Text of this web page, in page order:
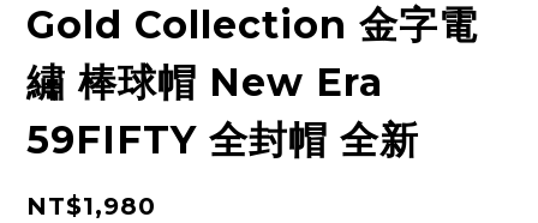
Gold Collection 金字電
繡 棒球帽 New Era
59FIFTY 全封帽 全新
NT$1,980